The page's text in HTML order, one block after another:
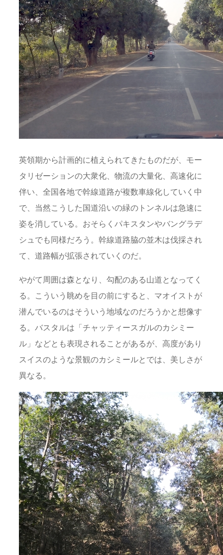
英領期から計画的に植えられてきたものだが、モー
タリゼーションの大衆化、物流の大量化、高速化に
伴い、全国各地で幹線道路が複数車線化していく中
で、当然こうした国道沿いの緑のトンネルは急速に
姿を消している。おそらくパキスタンやバングラデ
シュでも同様だろう。幹線道路脇の並木は伐採され
て、道路幅が拡張されていくのだ。
やがて周囲は森となり、勾配のある山道となってく
る。こういう眺めを目の前にすると、マオイストが
潜んでいるのはそういう地域なのだろうかと想像す
る。バスタルは「チャッティースガルのカシミー
ル」などとも表現されることがあるが、高度があり
スイスのような景観のカシミールとでは、美しさが
異なる。